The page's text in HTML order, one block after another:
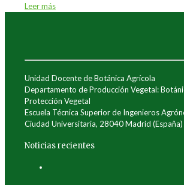
Leer más
Unidad Docente de Botánica Agrícola
Departamento de Producción Vegetal:
Protección Vegetal
Escuela Técnica Superior de Ingenieros
Ciudad Universitaria, 28040 Madrid (España)
Noticias recientes